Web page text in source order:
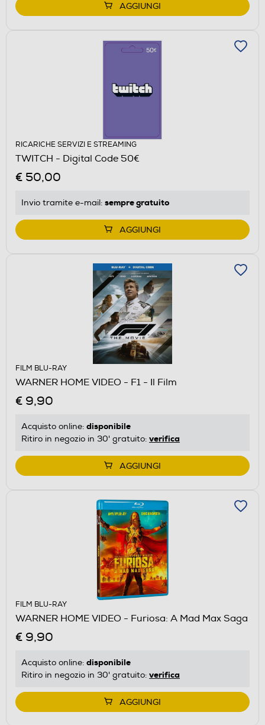
AGGIUNGI
RICARICHE SERVIZI E STREAMING
TWITCH - Digital Code 50€
€ 50,00
Invio tramite e-mail: sempre gratuito
AGGIUNGI
FILM BLU-RAY
WARNER HOME VIDEO - F1 - Il Film
€ 9,90
Acquisto online: disponibile
Ritiro in negozio in 30' gratuito: verifica
AGGIUNGI
FILM BLU-RAY
WARNER HOME VIDEO - Furiosa: A Mad Max Saga
€ 9,90
Acquisto online: disponibile
Ritiro in negozio in 30' gratuito: verifica
AGGIUNGI